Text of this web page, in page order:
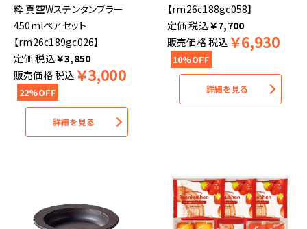
粋 真空Wステンタンブラー
450mlペアセット
【rm26c189gc026】
税込￥3,850
販売価格税込 ￥3,000
22%OFF
詳細を見る
【rm26c188gc058】
税込￥7,700
販売価格税込 ￥6,930
10%OFF
詳細を見る